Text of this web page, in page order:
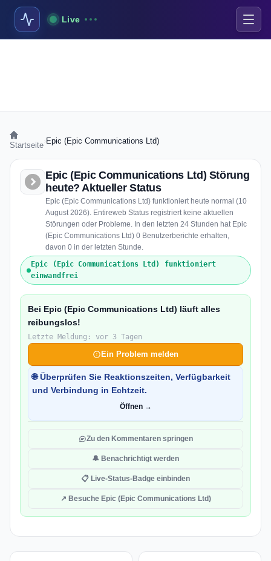
Live
Startseite Epic (Epic Communications Ltd)
Epic (Epic Communications Ltd) Störung
heute? Aktueller Status
Epic (Epic Communications Ltd) funktioniert heute normal (10
August 2026). Entireweb Status registriert keine aktuellen
Störungen oder Probleme. In den letzten 24 Stunden hat Epic
(Epic Communications Ltd) 0 Benutzerberichte erhalten,
davon 0 in der letzten Stunde.
Epic (Epic Communications Ltd) funktioniert
einwandfrei
Bei Epic (Epic Communications Ltd) läuft alles
reibungslos!
Letzte Meldung: vor 3 Tagen
Ein Problem melden
🌐 Überprüfen Sie Reaktionszeiten, Verfügbarkeit
und Verbindung in Echtzeit.
Öffnen →
Zu den Kommentaren springen
🔔 Benachrichtigt werden
📋 Live-Status-Badge einbinden
↗ Besuche Epic (Epic Communications Ltd)